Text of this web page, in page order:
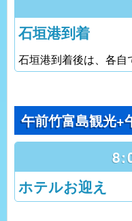
石垣港到着
石垣港到着後は、各
午前竹富島観光+
ホテルお迎え